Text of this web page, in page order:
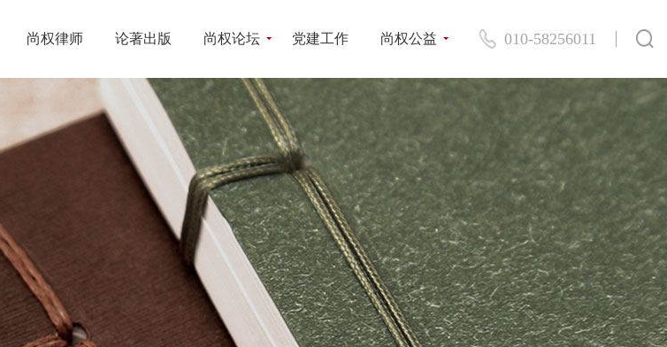
尚权律师 论著出版 尚权论坛 党建工作 尚权公益 010-58256011